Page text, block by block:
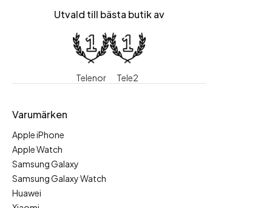
Utvald till bästa butik av
Telenor Tele2
Varumärken
Apple iPhone
Apple Watch
Samsung Galaxy
Samsung Galaxy Watch
Huawei